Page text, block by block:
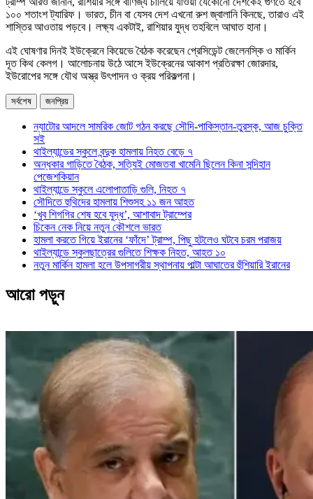
১০০ শতাংশ ট্যারিফ। ভারত, চীন বা যেসব দেশ এখনো রুশ জ্বালানি কিনছে, তারাও এই
শাস্তির আওতায় পড়বে। লক্ষ্য একটাই, রাশিয়ার যুদ্ধ তহবিলে আঘাত হানা।
এই ঘোষণার দিনই ইউক্রেনে কিয়েভে বৈঠক করেছেন প্রেসিডেন্ট জেলেনস্কি ও মার্কিন
দূত কিথ কেলগ। আলোচনায় উঠে আসে ইউক্রেনের আকাশ প্রতিরক্ষা জোরদার,
ইউরোপের সঙ্গে যৌথ অস্ত্র উৎপাদন ও ক্রয় পরিকল্পনা।
সর্বশেষ জনপ্রিয়
ন্যাটোর আদলে সামরিক জোট গঠন করছে সৌদি-পাকিস্তান-তুরস্ক, আজ চুক্তি
সই
থাইল্যান্ডের স্কুলে বন্দুক হামলায় নিহত বেড়ে ৭
অন্ধকার গাড়িতে বৈঠক, সত্যিই মোজতবা খামেনি ছিলেন কিনা সন্দিহান
পেজেশকিয়ান
থাইল্যান্ডে স্কুলে এলোপাতাড়ি গুলি, নিহত ৭
সৌদিতে হুথিদের হামলায় শিশুসহ ১১ জন আহত
‘খুব শিগগির শেষ হবে যুদ্ধ’, আশাবাদ ট্রাম্পের
চিকেন নেক নিয়ে নতুন কৌশলে ভারত
হামলা করতে গিয়ে ইরানের ‘ফাঁদে’ ট্রাম্প, পিছু হটলেও ঘটবে চরম পরাজয়
থাইল্যান্ডে স্কুলছাত্রের গুলিতে শিক্ষক নিহত, আহত ১০
নতুন মার্কিন হামলা হলে উপসাগরীয় স্থাপনায় পাল্টা আঘাতের হুঁশিয়ারি ইরানের
আরো পড়ুন